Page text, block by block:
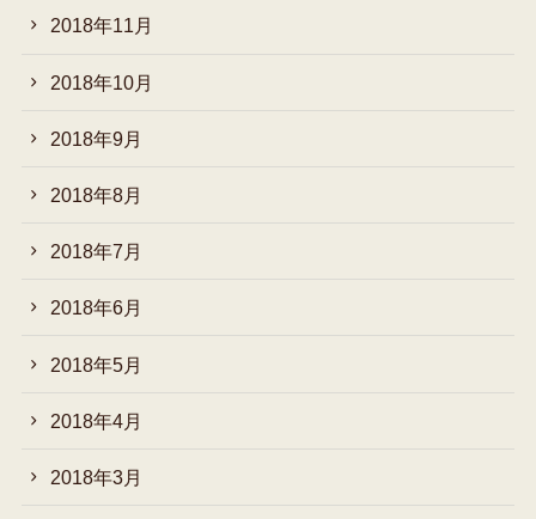
2018年11月
2018年10月
2018年9月
2018年8月
2018年7月
2018年6月
2018年5月
2018年4月
2018年3月